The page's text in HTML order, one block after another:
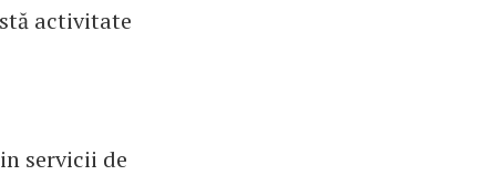
activitate
servicii de